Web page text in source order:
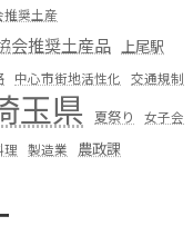
推奨土産
会推奨土産品 上尾駅
中心市街地活性化 交通規制
玉県 夏祭り 女子会
理 製造業 農政課